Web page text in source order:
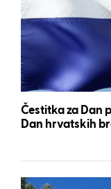
Čestitka za Dan
Dan hrvatskih